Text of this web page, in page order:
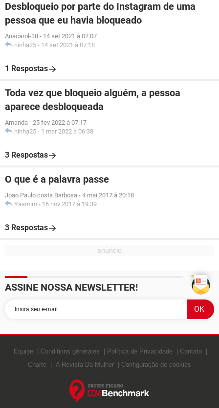
Desbloqueio por parte do Instagram de uma
pessoa que eu havia bloqueado
Anacarol-38 - 14 set 2021 à 07:07
ninha25 - 14 set 2021 à 07:18
1 Respostas
Toda vez que bloqueio alguém, a pessoa
aparece desbloqueada
Amanda - 25 fev 2022 à 07:17
ninha25 - 1 mar 2022 à 06:38
3 Respostas
O que é a palavra passe
Joao Paulo costa Barbosa - 4 mai 2017 à 20:18
Yasmim - 16 nov 2017 à 19:39
3 Respostas
ASSINE NOSSA NEWSLETTER!
Equipe Conditions générales Política de Privacidade
Contato
Charte
A Revista Da Mulher Configuração de cookies